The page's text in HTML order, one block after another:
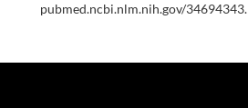
pubmed.ncbi.nlm.nih.gov/34694343.